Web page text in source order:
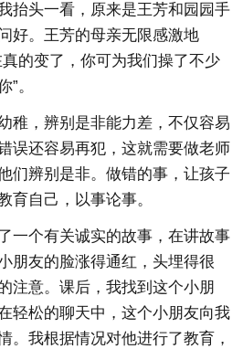
抬头一看，原来是王芳和园园手
好。王芳的母亲无限感激地
的变了，你可为我们操了不少
。
稚，辨别是非能力差，不仅容易
误还容易再犯，这就需要做老师
们辨别是非。做错的事，让孩子
育自己，以事论事。
一个有关诚实的故事，在讲故事
朋友的脸涨得通红，头埋得很
注意。课后，我找到这个小朋
轻松的聊天中，这个小朋友向我
。我根据情况对他进行了教育，